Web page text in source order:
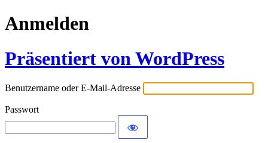
Anmelden
Präsentiert von WordPress
Benutzername oder E-Mail-Adresse
Passwort